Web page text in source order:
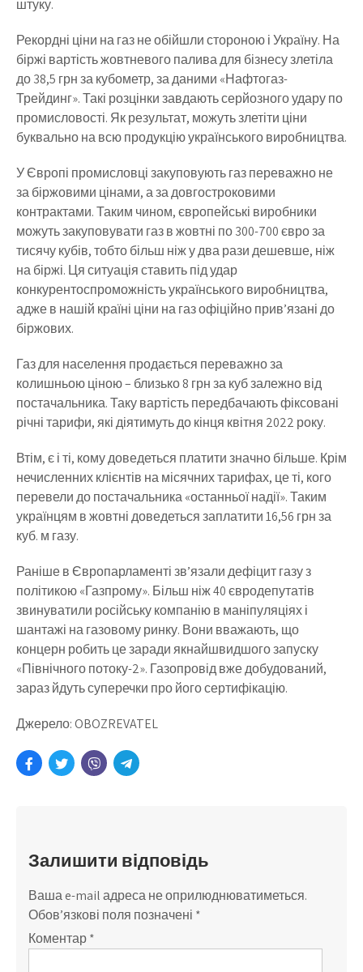
штуку.
Рекордні ціни на газ не обійшли стороною і Україну. На
біржі вартість жовтневого палива для бізнесу злетіла
до 38,5 грн за кубометр, за даними «Нафтогаз-
Трейдинг». Такі розцінки завдають серйозного удару по
промисловості. Як результат, можуть злетіти ціни
буквально на всю продукцію українського виробництва.
У Європі промисловці закуповують газ переважно не
за біржовими цінами, а за довгостроковими
контрактами. Таким чином, європейські виробники
можуть закуповувати газ в жовтні по 300-700 євро за
тисячу кубів, тобто більш ніж у два рази дешевше, ніж
на біржі. Ця ситуація ставить під удар
конкурентоспроможність українського виробництва,
адже в нашій країні ціни на газ офіційно прив’язані до
біржових.
Газ для населення продається переважно за
колишньою ціною – близько 8 грн за куб залежно від
постачальника. Таку вартість передбачають фіксовані
річні тарифи, які діятимуть до кінця квітня 2022 року.
Втім, є і ті, кому доведеться платити значно більше. Крім
нечисленних клієнтів на місячних тарифах, це ті, кого
перевели до постачальника «останньої надії». Таким
українцям в жовтні доведеться заплатити 16,56 грн за
куб. м газу.
Раніше в Європарламенті зв’язали дефіцит газу з
політикою «Газпрому». Більш ніж 40 євродепутатів
звинуватили російську компанію в маніпуляціях і
шантажі на газовому ринку. Вони вважають, що
концерн робить це заради якнайшвидшого запуску
«Північного потоку-2». Газопровід вже добудований,
зараз йдуть суперечки про його сертифікацію.
Джерело: OBOZREVATEL
Залишити відповідь
Ваша e-mail адреса не оприлюднюватиметься.
Обов’язкові поля позначені *
Коментар*